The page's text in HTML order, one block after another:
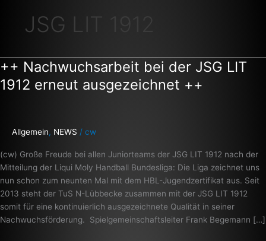
JSG LIT 1912
++ Nachwuchsarbeit bei der JSG LIT
1912 erneut ausgezeichnet ++
Allgemein, NEWS / cw
(cw) Große Freude bei allen Juniorteams der JSG LIT 1912 nach der
Mitteilung der Liqui Moly Handball Bundesliga: Die Liga zeichnet uns
nun schon zum neunten Mal mit dem HBL-Jugendzertifikat aus. Seit
2013 steht der TuS N-Lübbecke zusammen mit der JSG LIT 1912
somit für eine kontinuierlich ausgezeichnete Qualität in seiner
Nachwuchsförderung. Spielgemeinschaftsleiter Frank Begemann […]
++
Nachwuchsarbeit
bei
erneut
ausgezeichnet
++